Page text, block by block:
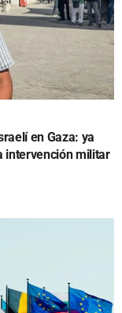
en Gaza: ya
intervención militar